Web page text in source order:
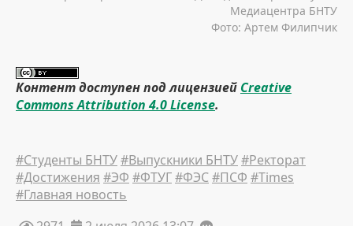
Медиацентра БНТУ
Фото: Артем Филипчик
Контент доступен под лицензией Creative
Commons Attribution 4.0 License.
#Студенты БНТУ#Выпускники БНТУ#Ректорат
#Достижения #ЭФ #ФТУГ#ФЭС#ПСФ #Times
#Главная новость